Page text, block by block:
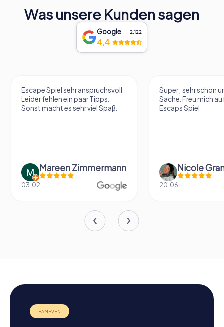
Was unsere Kunden sagen
Google 2.122
4,4
Escape Spiel sehr anspruchsvoll.
Leider fehlen ein paar Tipps.
Sonst macht es sehr viel Spaß.
Mareen Zimmermann
03.02.
Super , sehr schön
Sache. Freu mich
Escaps Spiel
Nicole
20.06.